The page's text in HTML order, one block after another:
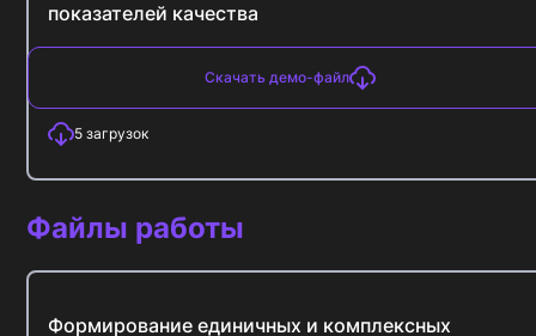
показателей качества
Скачать демо-файл
5 загрузок
Файлы работы
Формирование единичных и комплексных